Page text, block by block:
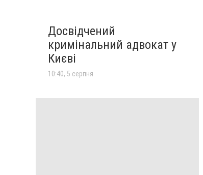
Досвідчений
кримінальний адвокат у
Києві
10:40, 5 серпня